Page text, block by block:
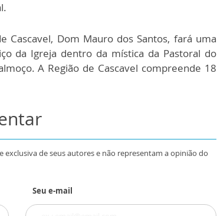
Cascavel, Dom Mauro dos Santos, fará uma
da Igreja dentro da mística da Pastoral do
A Região de Cascavel compreende 18
de seus autores e não representam a opinião do
Seu e-mail